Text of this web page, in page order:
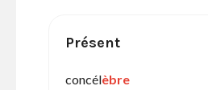
Présent
concélèbre